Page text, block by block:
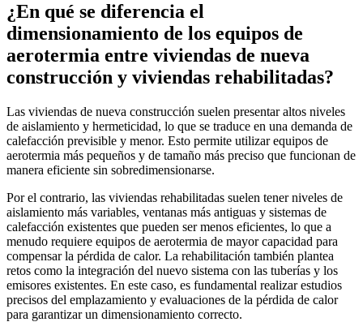
¿En qué se diferencia el
dimensionamiento de los equipos de
aerotermia entre viviendas de nueva
construcción y viviendas rehabilitadas?
Las viviendas de nueva construcción suelen presentar altos niveles
de aislamiento y hermeticidad, lo que se traduce en una demanda de
calefacción previsible y menor. Esto permite utilizar equipos de
aerotermia más pequeños y de tamaño más preciso que funcionan de
manera eficiente sin sobredimensionarse.
Por el contrario, las viviendas rehabilitadas suelen tener niveles de
aislamiento más variables, ventanas más antiguas y sistemas de
calefacción existentes que pueden ser menos eficientes, lo que a
menudo requiere equipos de aerotermia de mayor capacidad para
compensar la pérdida de calor. La rehabilitación también plantea
retos como la integración del nuevo sistema con las tuberías y los
emisores existentes. En este caso, es fundamental realizar estudios
precisos del emplazamiento y evaluaciones de la pérdida de calor
para garantizar un dimensionamiento correcto.